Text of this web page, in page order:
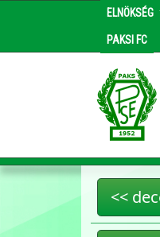
ELNÖKSÉG
PAKSI FC
<<